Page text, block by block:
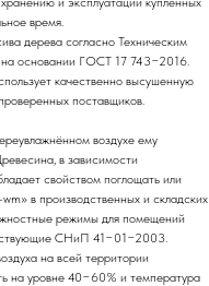
время.
дерева согласно Техническим
основании ГОСТ 17 743−2016.
качественно высушенную
поставщиков.
воздухе ему
в зависимости
свойством поглощать или
в производственных и складских
режимы для помещений
СНиП 41−01−2003.
на всей территории
на уровне 40−60% и температура